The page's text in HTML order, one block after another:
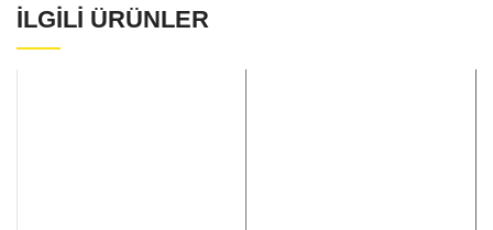
İLGILI ÜRÜNLER